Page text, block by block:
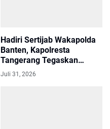
Hadiri Sertijab Wakapolda
Banten, Kapolresta
Tangerang Tegaskan
Komitmen Perkuat Soliditas
Juli 31, 2026